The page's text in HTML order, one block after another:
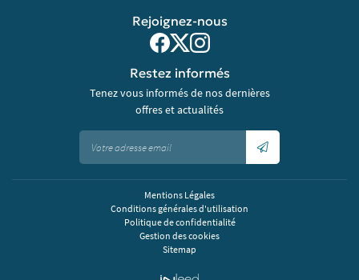
Rejoignez-nous
Restez informés
Tenez vous informés de nos dernières
offres et actualités
Mentions Légales
Conditions générales d'utilisation
Politique de confidentialité
Gestion des cookies
Sitemap